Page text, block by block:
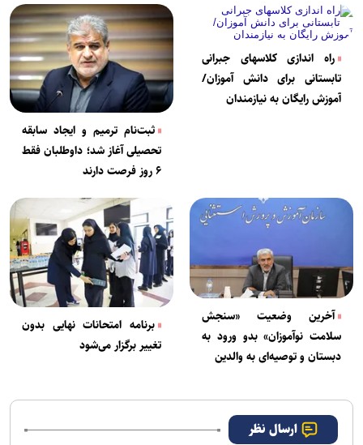
راه اندازی کلاسهای جبرانی
تابستانی برای دانش آموزان/
آموزش رایگان به نیازمندان
ثبت‌نام ترمیم و ایجاد سابقه
تحصیلی آغاز شد؛ داوطلبان فقط
۶ روز فرصت دارند
آخرین وضعیت «سنجش
سلامت نوآموزان» بدو ورود به
دبستان و توصیه‌ای به والدین
برنامه امتحانات نهایی بدون
تغییر برگزار می‌شود
ارسال نظر